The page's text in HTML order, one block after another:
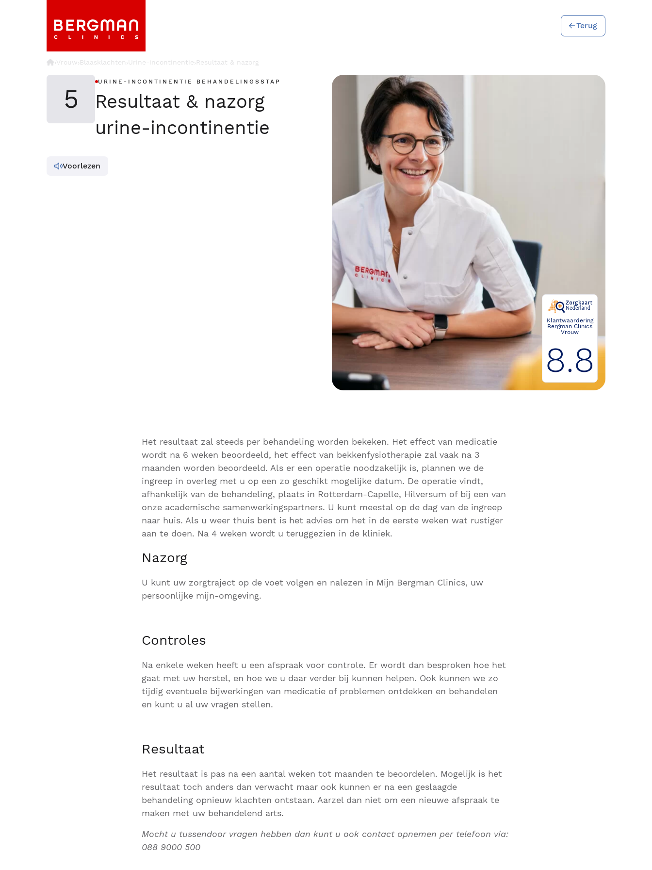
Terug
›Vrouw›Blaasklachten›Urine-incontinentie›Resultaat & nazorg
5
URINE-INCONTINENTIE BEHANDELINGSSTAP
Resultaat & nazorg
urine-incontinentie
Voorlezen
Klantwaardering
Bergman Clinics
Vrouw
8.8
Het resultaat zal steeds per behandeling worden bekeken. Het effect van medicatie
wordt na 6 weken beoordeeld, het effect van bekkenfysiotherapie zal vaak na 3
maanden worden beoordeeld. Als er een operatie noodzakelijk is, plannen we de
ingreep in overleg met u op een zo geschikt mogelijke datum. De operatie vindt,
afhankelijk van de behandeling, plaats in Rotterdam-Capelle, Hilversum of bij een van
onze academische samenwerkingspartners. U kunt meestal op de dag van de ingreep
naar huis. Als u weer thuis bent is het advies om het in de eerste weken wat rustiger
aan te doen. Na 4 weken wordt u teruggezien in de kliniek.
Nazorg
U kunt uw zorgtraject op de voet volgen en nalezen in Mijn Bergman Clinics, uw
persoonlijke mijn-omgeving.
Controles
Na enkele weken heeft u een afspraak voor controle. Er wordt dan besproken hoe het
gaat met uw herstel, en hoe we u daar verder bij kunnen helpen. Ook kunnen we zo
tijdig eventuele bijwerkingen van medicatie of problemen ontdekken en behandelen
en kunt u al uw vragen stellen.
Resultaat
Het resultaat is pas na een aantal weken tot maanden te beoordelen. Mogelijk is het
resultaat toch anders dan verwacht maar ook kunnen er na een geslaagde
behandeling opnieuw klachten ontstaan. Aarzel dan niet om een nieuwe afspraak te
maken met uw behandelend arts.
Mocht u tussendoor vragen hebben dan kunt u ook contact opnemen per telefoon via:
088 9000 500